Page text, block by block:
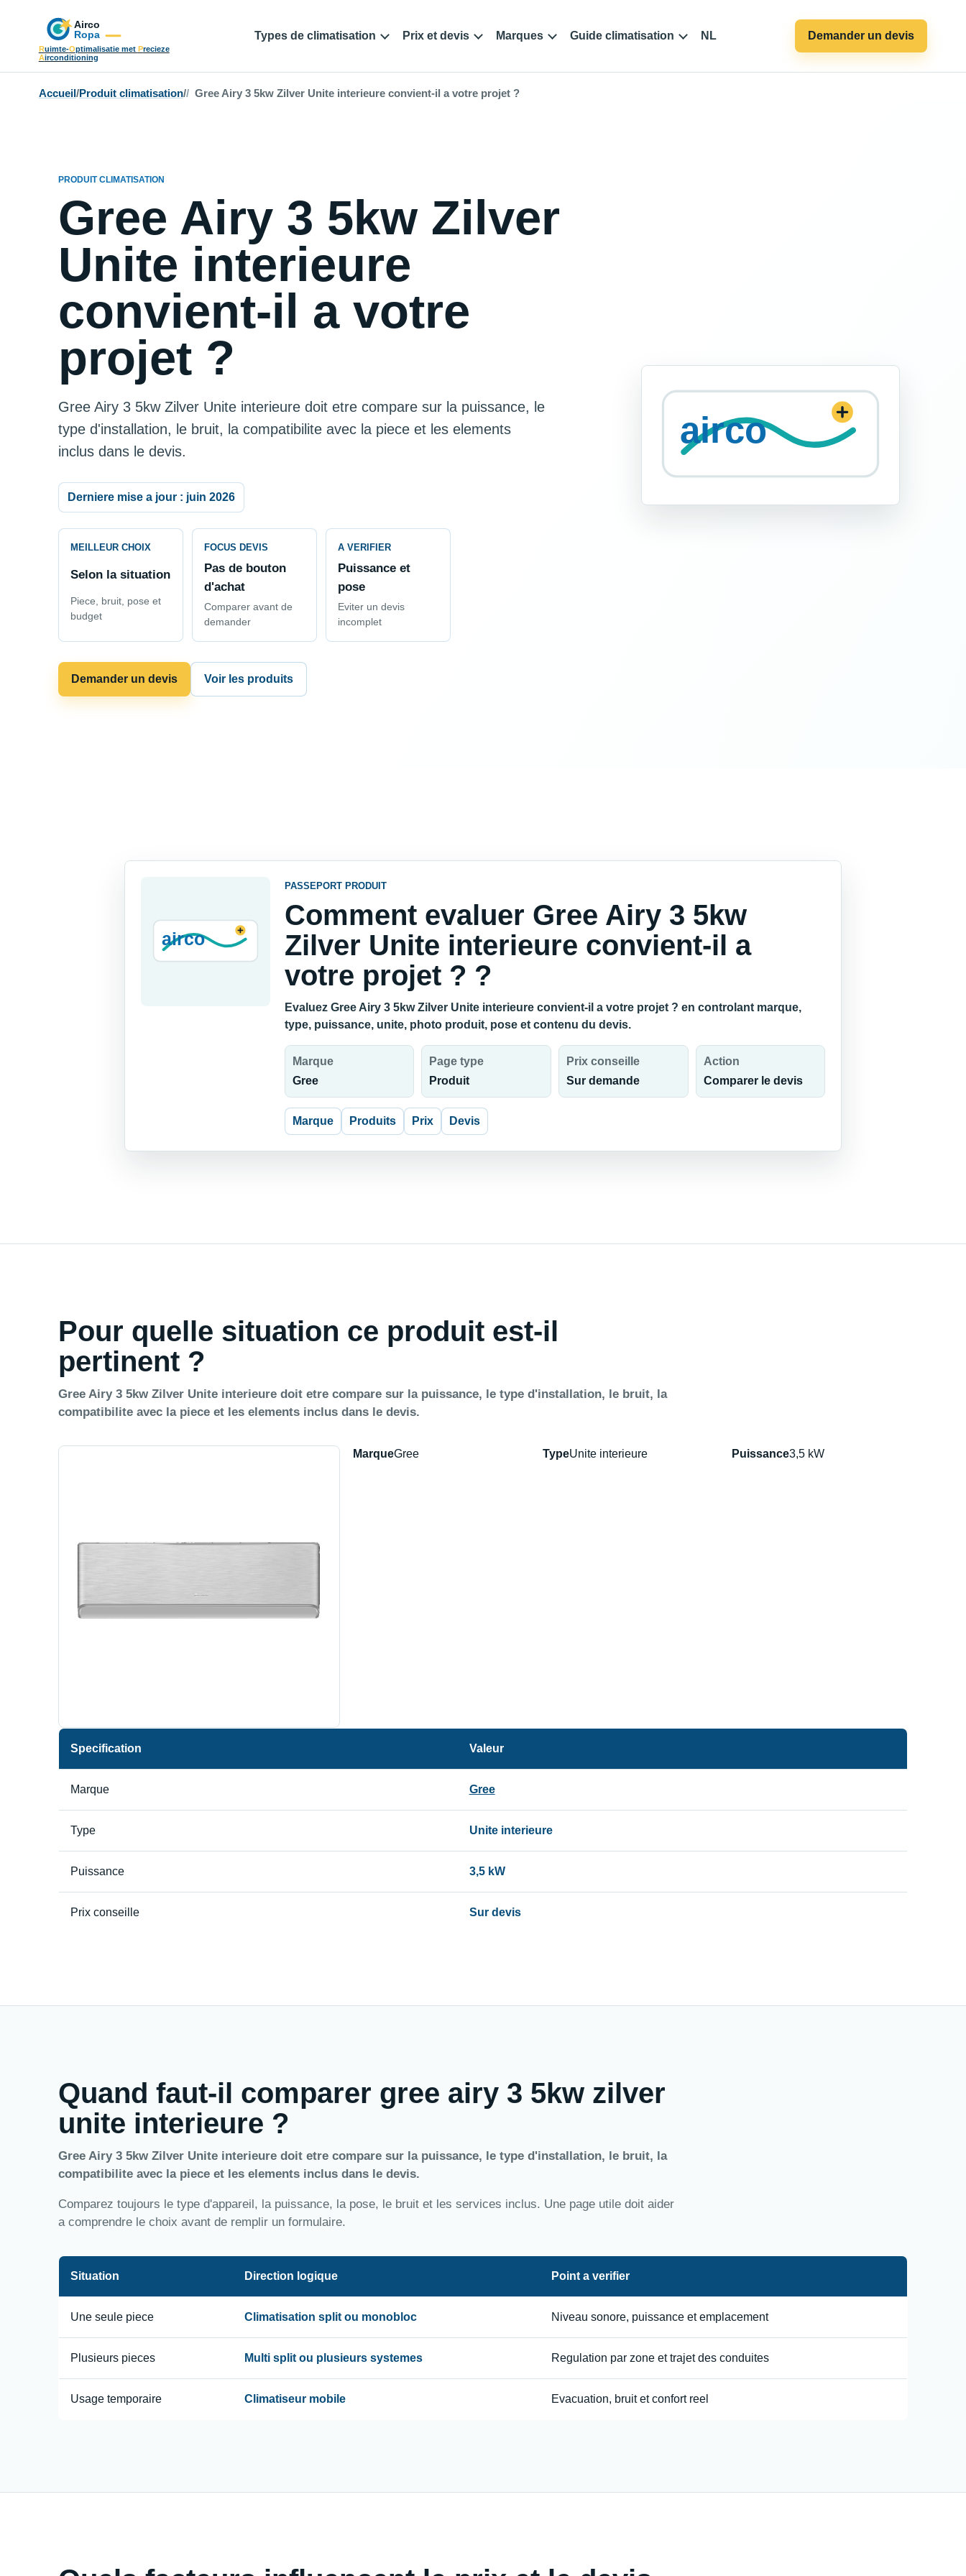
Ruimte-Optimalisatie met Precieze
Airconditioning
Types de climatisation Prix et devis Marques Guide climatisation NL Demander un devis
Accueil /Produit climatisation/ Gree Airy 3 5kw Zilver Unite interieure convient-il a votre projet ?
PRODUIT CLIMATISATION
Gree Airy 3 5kw Zilver
Unite interieure
convient-il a votre
projet ?
Gree Airy 3 5kw Zilver Unite interieure doit etre compare sur la puissance, le
type d'installation, le bruit, la compatibilite avec la piece et les elements
inclus dans le devis.
Derniere mise a jour : juin 2026
MEILLEUR CHOIX
Selon la situation
Piece, bruit, pose et
budget
FOCUS DEVIS
Pas de bouton
d'achat
Comparer avant de
demander
A VERIFIER
Puissance et
pose
Eviter un devis
incomplet
Demander un devis Voir les produits
PASSEPORT PRODUIT
Comment evaluer Gree Airy 3 5kw
Zilver Unite interieure convient-il a
votre projet ? ?
Evaluez Gree Airy 3 5kw Zilver Unite interieure convient-il a votre projet ? en controlant marque,
type, puissance, unite, photo produit, pose et contenu du devis.
Marque
Gree
Page type
Produit
Prix conseille
Sur demande
Action
Comparer le devis
Marque Produits Prix Devis
Pour quelle situation ce produit est-il
pertinent ?
Gree Airy 3 5kw Zilver Unite interieure doit etre compare sur la puissance, le type d'installation, le bruit, la
compatibilite avec la piece et les elements inclus dans le devis.
MarqueGree TypeUnite interieure Puissance3,5 kW
Specification Valeur
Marque Gree
Type Unite interieure
Puissance 3,5 kW
Prix conseille Sur devis
Quand faut-il comparer gree airy 3 5kw zilver
unite interieure ?
Gree Airy 3 5kw Zilver Unite interieure doit etre compare sur la puissance, le type d'installation, le bruit, la
compatibilite avec la piece et les elements inclus dans le devis.
Comparez toujours le type d'appareil, la puissance, la pose, le bruit et les services inclus. Une page utile doit aider
a comprendre le choix avant de remplir un formulaire.
Situation Direction logique Point a verifier
Une seule piece Climatisation split ou monobloc Niveau sonore, puissance et emplacement
Plusieurs pieces Multi split ou plusieurs systemes Regulation par zone et trajet des conduites
Usage temporaire Climatiseur mobile Evacuation, bruit et confort reel